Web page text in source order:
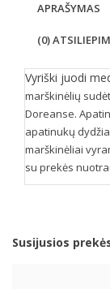
APRAŠYMAS
(0)
Vyriški juodi
marškinėlių
Doreanse.
apatinukų
marškinėliai
su prekės
Susijusios